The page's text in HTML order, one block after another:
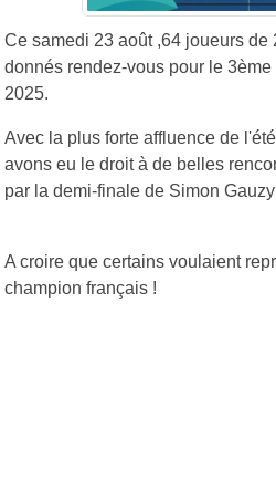
Ce samedi 23 août ,64 joueurs de
donnés rendez-vous pour le
2025.
Avec la plus forte affluence de
avons eu le droit à de belles
par la demi-finale de Simon
A croire que certains voulaient
champion français !